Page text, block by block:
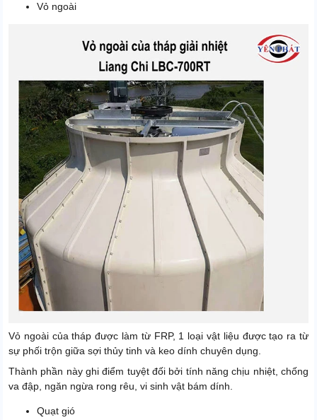
Vỏ ngoài
Vỏ ngoài của tháp được làm từ FRP, 1 loại vật liệu được tạo ra từ
sự phối trộn giữa sợi thủy tinh và keo dính chuyên dụng.
Thành phần này ghi điểm tuyệt đối bởi tính năng chịu nhiệt, chống
va đập, ngăn ngừa rong rêu, vi sinh vật bám dính.
Quạt gió